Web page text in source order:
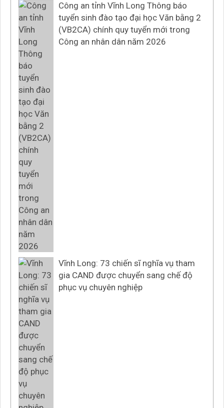
Công an tỉnh Vĩnh Long Thông báo
tuyển sinh đào tạo đại học Văn bằng 2
(VB2CA) chính quy tuyển mới trong
Công an nhân dân năm 2026
Vĩnh Long: 73 chiến sĩ nghĩa vụ tham
gia CAND được chuyển sang chế độ
phục vụ chuyên nghiệp